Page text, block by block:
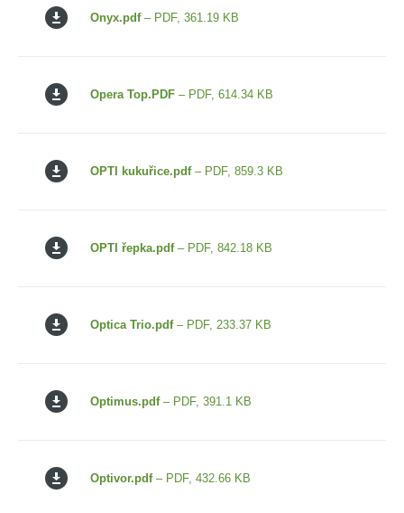
Onyx.pdf– PDF, 361.19 KB
Opera Top.PDF – PDF, 614.34 KB
OPTI kukuřice.pdf– PDF, 859.3 KB
OPTI řepka.pdf– PDF, 842.18 KB
Optica Trio.pdf– PDF, 233.37 KB
Optimus.pdf– PDF, 391.1 KB
Optivor.pdf– PDF, 432.66 KB